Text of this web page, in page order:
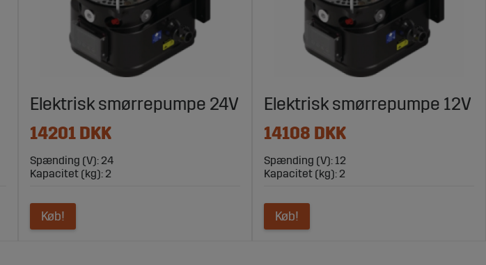
Elektrisk smørrepumpe 24V
14201 DKK
Spænding (V): 24
Kapacitet (kg): 2
Køb!
Elektrisk smørrepumpe 12V
14108 DKK
Spænding (V): 12
Kapacitet (kg): 2
Køb!